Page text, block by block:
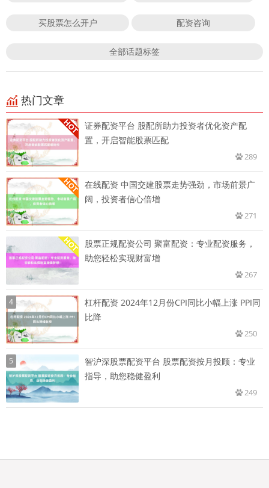
买股票怎么开户 配资咨询
全部话题标签
热门文章
证券配资平台 股配所助力投资者优化资产配
置，开启智能股票匹配
289
在线配资 中国交建股票走势强劲，市场前景广
阔，投资者信心倍增
271
股票正规配资公司 聚富配资：专业配资服务，
助您轻松实现财富增
267
4
杠杆配资 2024年12月份CPI同比小幅上涨 PPI同
比降
250
5
智沪深股票配资平台 股票配资按月投顾：专业
指导，助您稳健盈利
249